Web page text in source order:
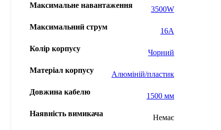
Максимальне навантаження 3500W
Максимальний струм 16A
Колір корпусу Чорний
Матеріал корпусу Алюміній/пластик
Довжина кабелю 1500 мм
Наявність вимикача Немає